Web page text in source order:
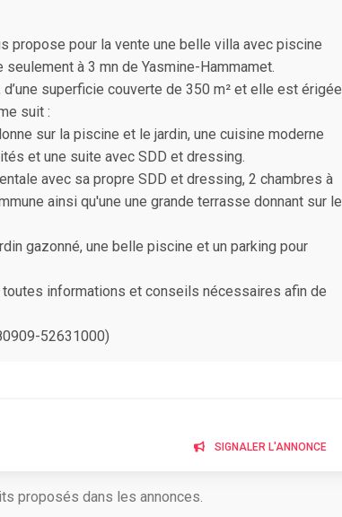
propose pour la vente une belle villa avec piscine
à 3 mn de Yasmine-Hammamet.
superficie couverte de 350 m² et elle est érigée
suit :
sur la piscine et le jardin, une cuisine moderne
et une suite avec SDD et dressing.
avec sa propre SDD et dressing, 2 chambres à
ainsi qu'une une grande terrasse donnant sur le
gazonné, une belle piscine et un parking pour
informations et conseils nécessaires afin de
52631000)
SIGNALER L'ANNONCE
proposés dans les annonces.